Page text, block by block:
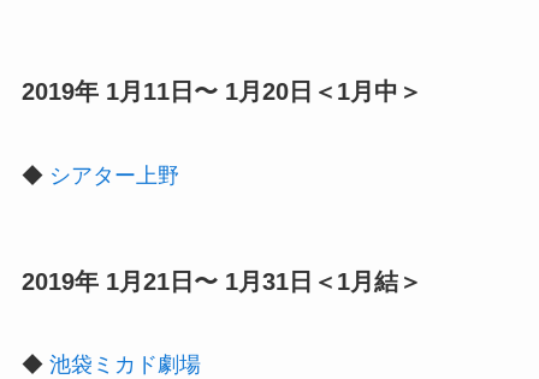
2019年 1月11日〜 1月20日＜1月中＞
◆ シアター上野
2019年 1月21日〜 1月31日＜1月結＞
◆ 池袋ミカド劇場